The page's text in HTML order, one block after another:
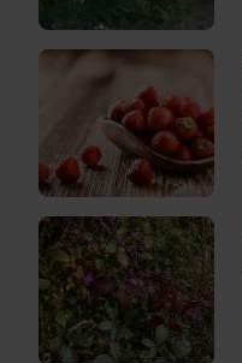
rouge,
jaune,
orange,
même
ou
noire.
Pour
en
découvrir
toutes
les...